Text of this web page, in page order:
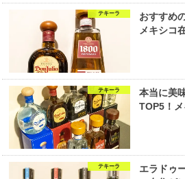
テキーラ
おすすめ
メキシコ
テキーラ
本当に美
TOP5！メ
テキーラ
エラドゥ